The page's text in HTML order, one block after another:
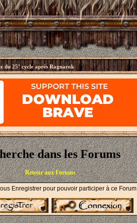
du 25° cycle après Ragnarok
dans les Forums
Retour aux Forums
Enregistrer pour pouvoir participer à ce Forum